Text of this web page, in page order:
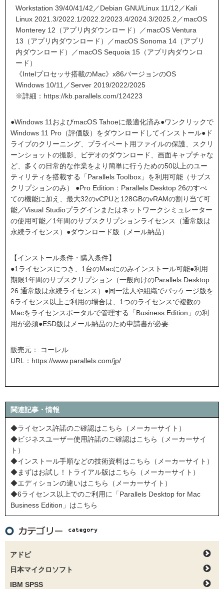
Workstation 39/40/41/42／Debian GNU/Linux 11/12／Kali
Linux 2021.3/2022.1/2022.2/2023.4/2024.3/2025.2／macOS
Monterey 12（アプリ内ダウンロード）／macOS Ventura
13（アプリ内ダウンロード）／macOS Sonoma 14（アプリ
内ダウンロード）／macOS Sequoia 15（アプリ内ダウンロ
ード）
《Intelプロセッサ搭載のMac》x86バージョンのOS
Windows 10/11／Server 2019/2022/2025
※詳細： https://kb.parallels.com/124223
●Windows 11およびmacOS Tahoeに最適化済み●ワンクリックで
Windows 11 Pro（評価版）をダウンロードしてインストール●ド
ライブのクリーニング、プライベート用ファイルの保護、スクリ
ーンショットの撮影、ビデオのダウンロード、画面キャプチャな
ど、多くの日常的な作業をより簡単に行うための50以上のユー
ティリティを搭載する「Parallels Toolbox」を利用可能（サブス
クリプションのみ） ●Pro Edition：Parallels Desktop 26のすべ
ての機能に加え、最大32のvCPUと128GBのvRAMの割り当て可
能／Visual Studioプラグインまたはネットワークシミュレーター
の使用可能／1年間のサブスクリプションライセンス（通常版は
永続ライセンス）●ダウンロード版（メール納品）
【インストール条件・購入条件】
●1ライセンスにつき、1台のMacにのみインストール可能●利用
期限1年間のサブスクリプション（一般向けのParallels Desktop
26 通常版は永続ライセンス）●同一法人や組織でパッケージ版を
6ライセンス以上ご利用の場合は、1つのライセンスで複数の
Macをライセンスポータルで管理する「Business Edition」の利
用が必須●ESD版はメール納品のため申請書が必要
販売元： コーレル
URL： https://www.parallels.com/jp/
関連記事・情報
◆ライセンス許諾のご確認はこちら（メーカーサイト）
◆ビジネスユーザー使用許諾のご確認はこちら（メーカーサイ
ト）
◆インストール手順などの技術資料はこちら（メーカーサイト）
◆まずはお試し！トライアル版はこちら（メーカーサイト）
◆エディションの違いはこちら（メーカーサイト）
◆6ライセンス以上でのご利用に「Parallels Desktop for Mac
Business Edition」はこちら
アドビ
日本マイクロソフト
IBM SPSS